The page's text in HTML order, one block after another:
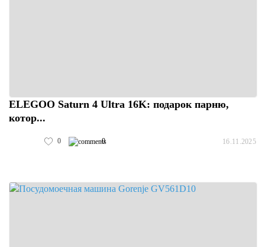
ELEGOO Saturn 4 Ultra 16K: подарок парню,
котор...
0 0 16.11.2025